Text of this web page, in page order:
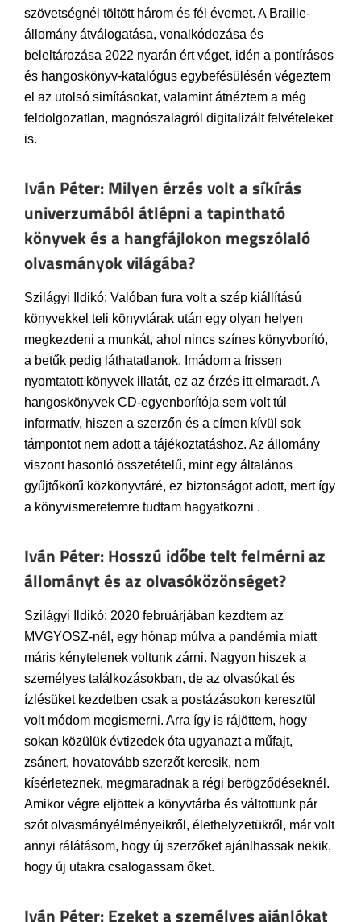
szövetségnél töltött három és fél évemet. A Braille-
állomány átválogatása, vonalkódozása és
beleltározása 2022 nyarán ért véget, idén a pontírásos
és hangoskönyv-katalógus egybefésülésén végeztem
el az utolsó simításokat, valamint átnéztem a még
feldolgozatlan, magnószalagról digitalizált felvételeket
is.
Iván Péter: Milyen érzés volt a síkírás
univerzumából átlépni a tapintható
könyvek és a hangfájlokon megszólaló
olvasmányok világába?
Szilágyi Ildikó: Valóban fura volt a szép kiállítású
könyvekkel teli könyvtárak után egy olyan helyen
megkezdeni a munkát, ahol nincs színes könyvborító,
a betűk pedig láthatatlanok. Imádom a frissen
nyomtatott könyvek illatát, ez az érzés itt elmaradt. A
hangoskönyvek CD-egyenborítója sem volt túl
informatív, hiszen a szerzőn és a címen kívül sok
támpontot nem adott a tájékoztatáshoz. Az állomány
viszont hasonló összetételű, mint egy általános
gyűjtőkörű közkönyvtáré, ez biztonságot adott, mert így
a könyvismeretemre tudtam hagyatkozni .
Iván Péter: Hosszú időbe telt felmérni az
állományt és az olvasóközönséget?
Szilágyi Ildikó: 2020 februárjában kezdtem az
MVGYOSZ-nél, egy hónap múlva a pandémia miatt
máris kénytelenek voltunk zárni. Nagyon hiszek a
személyes találkozásokban, de az olvasókat és
ízlésüket kezdetben csak a postázásokon keresztül
volt módom megismerni. Arra így is rájöttem, hogy
sokan közülük évtizedek óta ugyanazt a műfajt,
zsánert, hovatovább szerzőt keresik, nem
kísérleteznek, megmaradnak a régi berögződéseknél.
Amikor végre eljöttek a könyvtárba és váltottunk pár
szót olvasmányélményeikről, élethelyzetükről, már volt
annyi rálátásom, hogy új szerzőket ajánlhassak nekik,
hogy új utakra csalogassam őket.
Iván Péter: Ezeket a személyes ajánlókat